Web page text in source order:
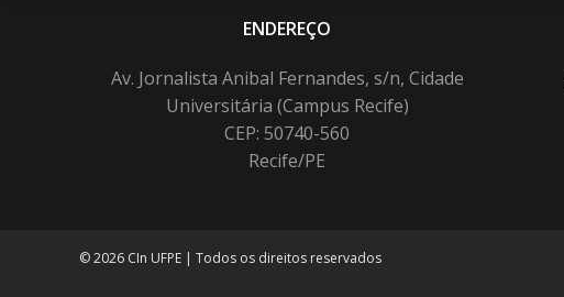
ENDEREÇO
Av. Jornalista Anibal Fernandes, s/n, Cidade
Universitária (Campus Recife)
CEP: 50740-560
Recife/PE
© 2026 CIn UFPE | Todos os direitos reservados